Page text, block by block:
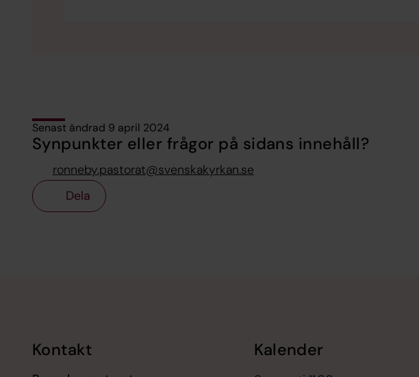
Senast ändrad 9 april 2024
Synpunkter eller frågor på sidans innehåll?
ronneby.pastorat@svenskakyrkan.se
Dela
Kontakt Kalender